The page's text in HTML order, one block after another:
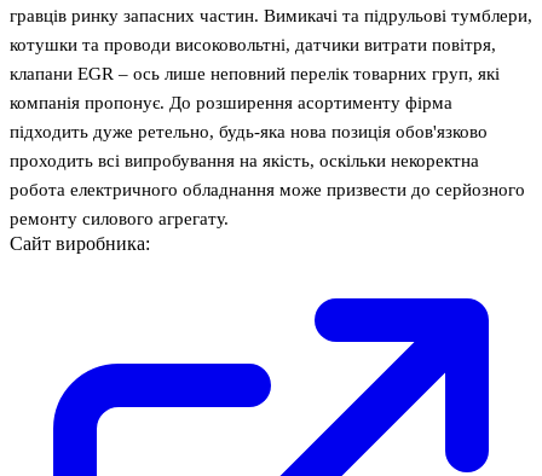
гравців ринку запасних частин. Вимикачі та підрульові тумблери,
котушки та проводи високовольтні, датчики витрати повітря,
клапани EGR – ось лише неповний перелік товарних груп, які
компанія пропонує. До розширення асортименту фірма
підходить дуже ретельно, будь-яка нова позиція обов'язково
проходить всі випробування на якість, оскільки некоректна
робота електричного обладнання може призвести до серйозного
ремонту силового агрегату.
Сайт виробника: